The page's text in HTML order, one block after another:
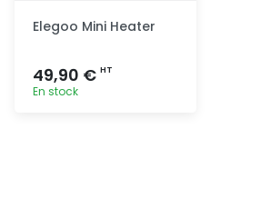
Elegoo Mini Heater
49,90 € HT
En stock